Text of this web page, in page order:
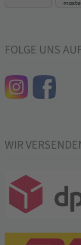
FOLGE UNS
WIR